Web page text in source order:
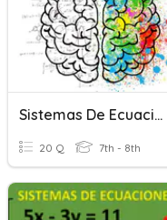
Sistemas De Ecuaciones
20 Q 7th - 8th